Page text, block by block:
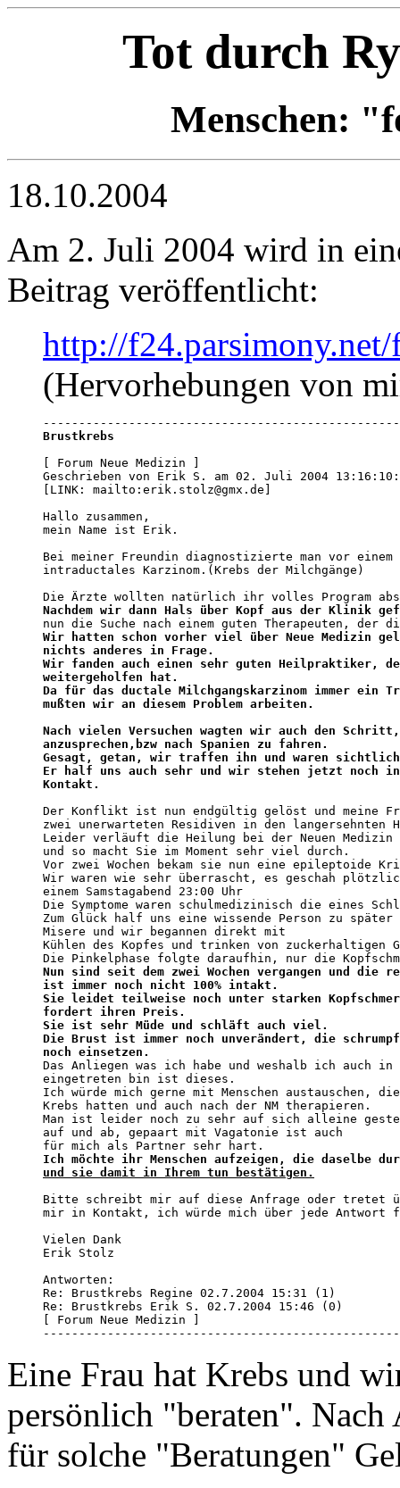
Tot durch
Menschen:
18.10.2004
Am 2. Juli 2004 wird in
Beitrag veröffentlicht:
http://f24.parsimony.net/
(Hervorhebungen von
Brustkrebs
[ Forum Neue Medizin ]
Geschrieben von Erik S. am 02. Juli 2004 13:16:10:
[LINK: mailto:erik.stolz@gmx.de]
Hallo zusammen,
mein Name ist Erik.
Bei meiner Freundin diagnostizierte man vor
intraductales Karzinom.(Krebs der Milchgänge)
Nachdem wir dann Hals über Kopf aus der Klinik
Wir hatten schon vorher viel über Neue Medizin
nichts anderes in Frage.
Wir fanden auch einen sehr guten Heilpraktiker,
weitergeholfen hat.
Da für das ductale Milchgangskarzinom immer
mußten wir an diesem Problem arbeiten.
Nach vielen Versuchen wagten wir auch den
anzusprechen,bzw nach Spanien zu fahren.
Gesagt, getan, wir traffen ihn und waren
Er half uns auch sehr und wir stehen jetzt noch
Kontakt.
Der Konflikt ist nun endgültig gelöst und meine
zwei unerwarteten Residiven in den langersehnten
Leider verläuft die Heilung bei der Neuen Medizin
und so macht Sie im Moment sehr viel durch.
Vor zwei Wochen bekam sie nun eine epileptoide
Wir waren wie sehr überrascht, es geschah
einem Samstagabend 23:00 Uhr
Die Symptome waren schulmedizinisch die eines
Zum Glück half uns eine wissende Person zu
Misere und wir begannen direkt mit
Kühlen des Kopfes und trinken von zuckerhaltigen
Nun sind seit dem zwei Wochen vergangen und die
ist immer noch nicht 100% intakt.
Sie leidet teilweise noch unter starken
fordert ihren Preis.
Sie ist sehr Müde und schläft auch viel.
Die Brust ist immer noch unverändert, die
noch einsetzen.
Das Anliegen was ich habe und weshalb ich auch in
eingetreten bin ist dieses.
Ich würde mich gerne mit Menschen austauschen,
Krebs hatten und auch nach der NM therapieren.
Man ist leider noch zu sehr auf sich alleine
auf und ab, gepaart mit Vagatonie ist auch
und sie damit in Ihrem tun bestätigen.
Bitte schreibt mir auf diese Anfrage oder tretet
mir in Kontakt, ich würde mich über jede Antwort
Vielen Dank
Erik Stolz
Antworten:
Re: Brustkrebs Regine 02.7.2004 15:31 (1)
Re: Brustkrebs Erik S. 02.7.2004 15:46 (0)
[ Forum Neue Medizin ]
Eine Frau hat Krebs und
persönlich "beraten". Nach
für solche "Beratungen"